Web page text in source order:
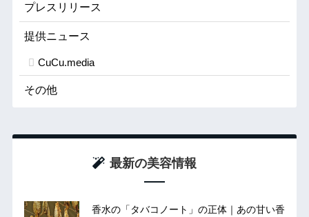
プレスリリース
提供ニュース
CuCu.media
その他
最新の美容情報
香水の「タバコノート」の正体｜あの甘い香